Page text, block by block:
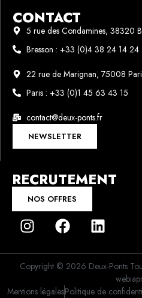
CONTACT
5 rue des Condamines, 38320
Bresson : +33 (0)4 38 24 14 24
22 rue de Marignan, 75008
Paris : +33 (0)1 45 63 43 15
contact@deux-ponts.fr
NEWSLETTER
RECRUTEMENT
NOS OFFRES
Copyright © 2026 Deux-Ponts
Mentions légalesPolitique de